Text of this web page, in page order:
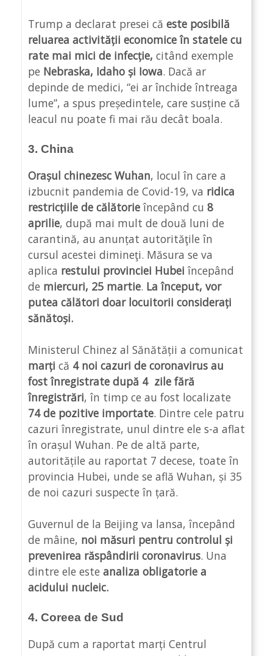
Trump a declarat presei că este posibilă
reluarea activității economice în statele cu
rate mai mici de infecție, citând exemple
pe Nebraska, Idaho și Iowa. Dacă ar
depinde de medici, “ei ar închide întreaga
lume”, a spus președintele, care susține că
leacul nu poate fi mai rău decât boala.
3. China
Orașul chinezesc Wuhan, locul în care a
izbucnit pandemia de Covid-19, va ridica
restricțiile de călătorieîncepând cu 8
aprilie, după mai mult de două luni de
carantină, au anunțat autorităţile în
cursul acestei dimineţi. Măsura se va
aplica restului provinciei Hubei începând
de miercuri, 25 martie. La început, vor
putea călători doar locuitorii considerați
sănătoși.
Ministerul Chinez al Sănătății a comunicat
marți că 4 noi cazuri de coronavirus au
fost înregistrate după 4 zile fără
înregistrări, în timp ce au fost localizate
74 de pozitive importate. Dintre cele patru
cazuri înregistrate, unul dintre ele s-a aflat
în orașul Wuhan. Pe de altă parte,
autoritățile au raportat 7 decese, toate în
provincia Hubei, unde se află Wuhan, și 35
de noi cazuri suspecte în țară.
Guvernul de la Beijing va lansa, începând
de mâine, noi măsuri pentru controlul și
prevenirea răspândirii coronavirus. Una
dintre ele este analiza obligatorie a
acidului nucleic.
4. Coreea de Sud
După cum a raportat marți Centrul